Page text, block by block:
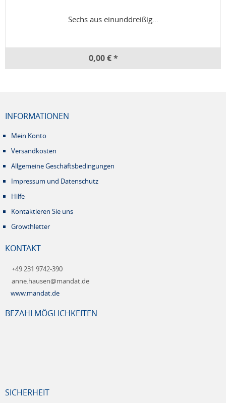
Sechs aus einunddreißig...
0,00 € *
INFORMATIONEN
Mein Konto
Versandkosten
Allgemeine Geschäftsbedingungen
Impressum und Datenschutz
Hilfe
Kontaktieren Sie uns
Growthletter
KONTAKT
+49 231 9742-390
anne.hausen@mandat.de
www.mandat.de
BEZAHLMÖGLICHKEITEN
SICHERHEIT